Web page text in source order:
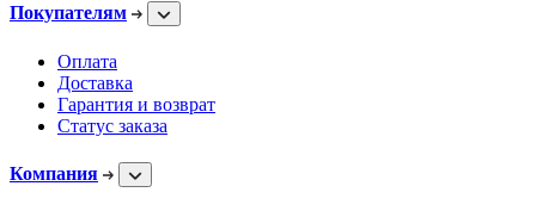
Покупателям
Оплата
Доставка
Гарантия и возврат
Статус заказа
Компания